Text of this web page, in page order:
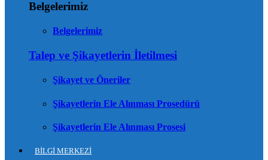
Belgelerimiz
Belgelerimiz
Talep ve Şikayetlerin İletilmesi
Şikayet ve Öneriler
Şikayetlerin Ele Alınması Prosedürü
Şikayetlerin Ele Alınması Prosesi
BİLGİ MERKEZİ